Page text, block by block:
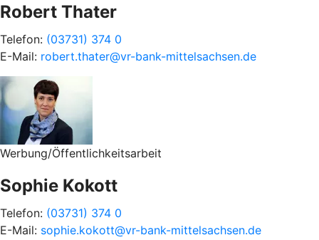
Robert Thater
Telefon: (03731) 374 0
E-Mail: robert.thater@vr-bank-mittelsachsen.de
Werbung/Öffentlichkeitsarbeit
Sophie Kokott
Telefon: (03731) 374 0
E-Mail: sophie.kokott@vr-bank-mittelsachsen.de